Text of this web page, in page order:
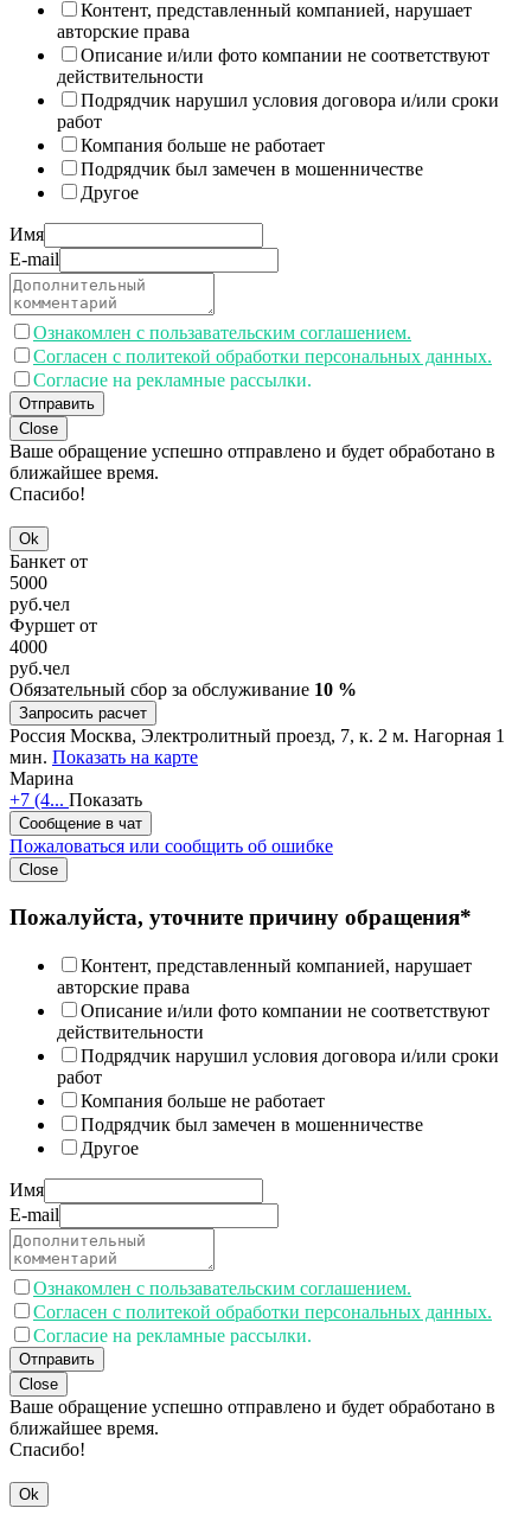
Контент, представленный компанией, нарушает
авторские права
Описание и/или фото компании не соответствуют
действительности
Подрядчик нарушил условия договора и/или сроки
работ
Компания больше не работает
Подрядчик был замечен в мошенничестве
Другое
Имя
E-mail
Ознакомлен с пользавательским соглашением.
Согласен с политекой обработки персональных данных.
Согласие на рекламные рассылки.
Отправить
Close
Ваше обращение успешно отправлено и будет обработано в
ближайшее время.
Спасибо!
Ok
Банкет от
5000
руб.чел
Фуршет от
4000
руб.чел
Обязательный сбор за обслуживание 10 %
Запросить расчет
Россия Москва, Электролитный проезд, 7, к. 2 м. Нагорная 1
мин. Показать на карте
Марина
+7 (4... Показать
Сообщение в чат
Пожаловаться или сообщить об ошибке
Close
Пожалуйста, уточните причину обращения*
Контент, представленный компанией, нарушает
авторские права
Описание и/или фото компании не соответствуют
действительности
Подрядчик нарушил условия договора и/или сроки
работ
Компания больше не работает
Подрядчик был замечен в мошенничестве
Другое
Имя
E-mail
Ознакомлен с пользавательским соглашением.
Согласен с политекой обработки персональных данных.
Согласие на рекламные рассылки.
Отправить
Close
Ваше обращение успешно отправлено и будет обработано в
ближайшее время.
Спасибо!
Ok